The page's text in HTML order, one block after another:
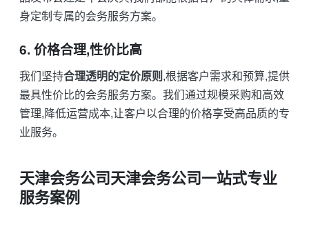
身定制专属的会务服务方案。
6. 价格合理,性价比高
我们坚持合理透明的定价原则 ,根据客户需求和预算,提供
最具性价比的会务服务方案。我们通过规模采购和高效
管理,降低运营成本,让客户以合理的价格享受高品质的专
业服务。
天津会务公司天津会务公司一站式专业
服务案例